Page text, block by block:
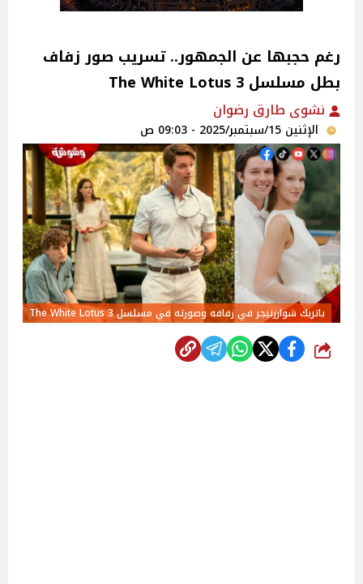
رغم حجبها عن الجمهور.. تسريب صور زفاف
بطل مسلسل The White Lotus 3
نشوى طارق رضوان
الإثنين 15/سبتمبر/2025 - 09:03 ص
باتريك شوارزنيجر في زفافه وصورته في مسلسل The White Lotus 3
شارك